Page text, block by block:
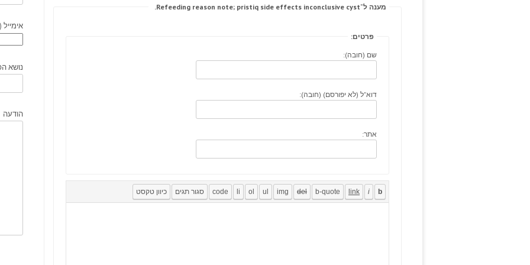
מענה ל־Refeeding reason note; pristiq side effects inconclusive cyst.
פרטים:
שם (חובה):
דוא"ל (לא יפורסם) (חובה):
אתר:
נושא
הודעה